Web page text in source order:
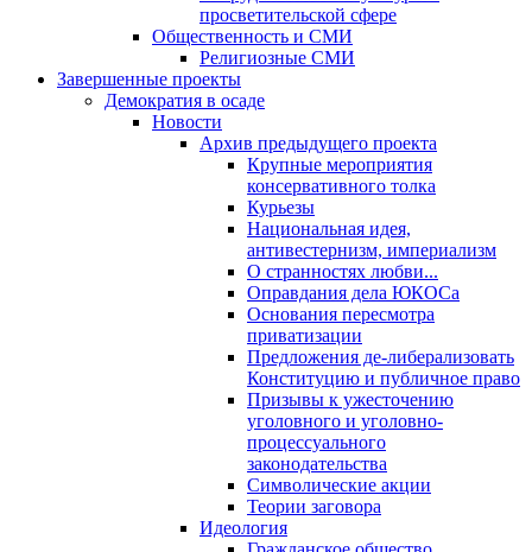
просветительской сфере
Общественность и СМИ
Религиозные СМИ
Завершенные проекты
Демократия в осаде
Новости
Архив предыдущего проекта
Крупные мероприятия
консервативного толка
Курьезы
Национальная идея,
антивестернизм, империализм
О странностях любви...
Оправдания дела ЮКОСа
Основания пересмотра
приватизации
Предложения де-либерализовать
Конституцию и публичное право
Призывы к ужесточению
уголовного и уголовно-
процессуального
законодательства
Символические акции
Теории заговора
Идеология